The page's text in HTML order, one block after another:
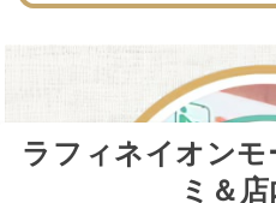
ラフィネイオンモ
ミ＆